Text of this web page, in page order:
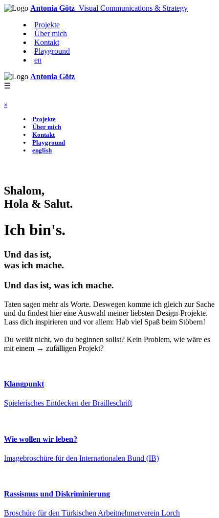
Antonia Götz Visual Communications & Strategy
Projekte
Über mich
Kontakt
Playground
en
Antonia Götz
☰
×
Projekte
Über mich
Kontakt
Playground
english
Shalom,
Hola & Salut.
Ich bin's.
Und das ist,
was ich mache.
Und das ist, was ich mache.
Taten sagen mehr als Worte. Deswegen komme ich gleich zur Sache
und du findest hier eine Auswahl meiner liebsten Design-Projekte.
Lass dich inspirieren und vor allem: Hab viel Spaß beim Stöbern!
Du weißt nicht, wo du beginnen sollst? Kein Problem, wie wäre es
mit einem → zufälligen Projekt?
Klangpunkt
Spielerisches Entdecken der Brailleschrift
Wie wollen wir leben?
Image­broschüre für den Inter­nationalen Bund (IB)
Rassismus und Diskriminierung
Broschüre für den Türkischen Arbeit­nehmer­verein Lorch